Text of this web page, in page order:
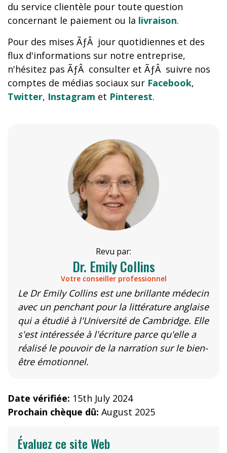
du service clientèle pour toute question
concernant le paiement ou la livraison.
Pour des mises ÃƒÂ jour quotidiennes et des
flux d'informations sur notre entreprise,
n'hésitez pas ÃƒÂ consulter et ÃƒÂ suivre nos
comptes de médias sociaux sur Facebook,
Twitter, Instagram et Pinterest.
Revu par:
Dr. Emily Collins
Votre conseiller professionnel
Le Dr Emily Collins est une brillante médecin
avec un penchant pour la littérature anglaise
qui a étudié à l'Université de Cambridge. Elle
s'est intéressée à l'écriture parce qu'elle a
réalisé le pouvoir de la narration sur le bien-
être émotionnel.
Date vérifiée: 15th July 2024
Prochain chèque dû: August 2025
Évaluez ce site Web